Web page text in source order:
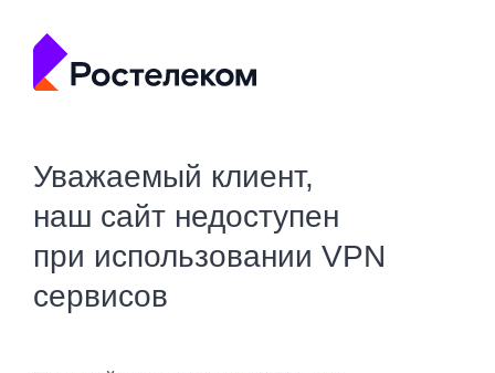
Уважаемый клиент,
наш сайт недоступен
при использовании VPN
сервисов